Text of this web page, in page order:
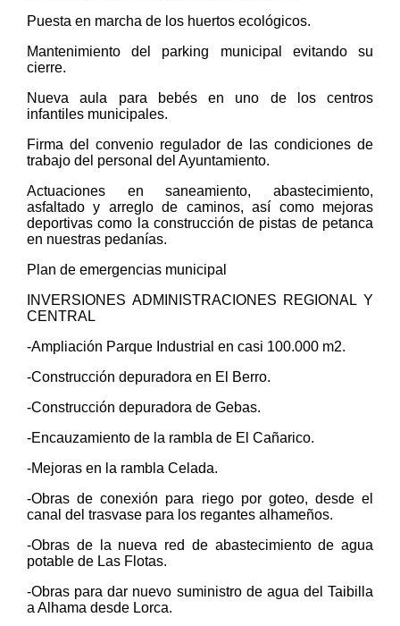
Puesta en marcha de los huertos ecológicos.
Mantenimiento del parking municipal evitando su
cierre.
Nueva aula para bebés en uno de los centros
infantiles municipales.
Firma del convenio regulador de las condiciones de
trabajo del personal del Ayuntamiento.
Actuaciones en saneamiento, abastecimiento,
asfaltado y arreglo de caminos, así como mejoras
deportivas como la construcción de pistas de petanca
en nuestras pedanías.
Plan de emergencias municipal
INVERSIONES ADMINISTRACIONES REGIONAL Y
CENTRAL
-Ampliación Parque Industrial en casi 100.000 m2.
-Construcción depuradora en El Berro.
-Construcción depuradora de Gebas.
-Encauzamiento de la rambla de El Cañarico.
-Mejoras en la rambla Celada.
-Obras de conexión para riego por goteo, desde el
canal del trasvase para los regantes alhameños.
-Obras de la nueva red de abastecimiento de agua
potable de Las Flotas.
-Obras para dar nuevo suministro de agua del Taibilla
a Alhama desde Lorca.